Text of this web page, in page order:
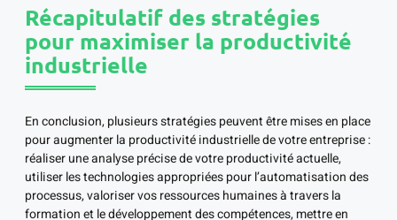
Récapitulatif des stratégies
pour maximiser la productivité
industrielle
En conclusion, plusieurs stratégies peuvent être mises en place
pour augmenter la productivité industrielle de votre entreprise :
réaliser une analyse précise de votre productivité actuelle,
utiliser les technologies appropriées pour l’automatisation des
processus, valoriser vos ressources humaines à travers la
formation et le développement des compétences, mettre en